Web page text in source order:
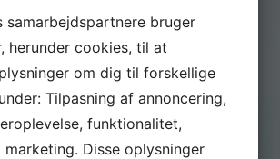
– er det muligt?. 2
Tilmeldingsfrist: 17.
samarbejdspartnere bruger
herunder cookies, til at
om dig til forskellige
Tilpasning af annoncering,
funktionalitet,
Disse oplysninger